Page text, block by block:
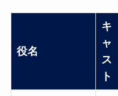
役名
キ
ャ
ス
ト